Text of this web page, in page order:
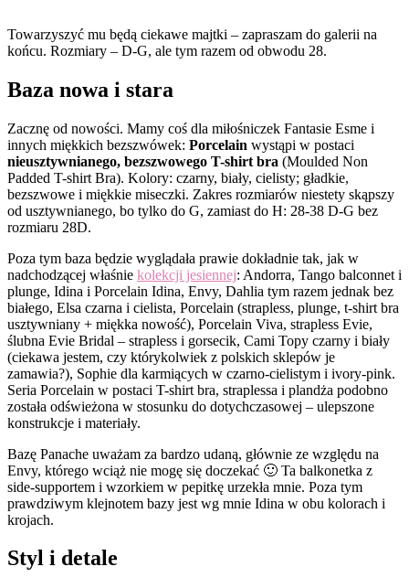
Towarzyszyć mu będą ciekawe majtki – zapraszam do galerii na
końcu. Rozmiary – D-G, ale tym razem od obwodu 28.
Baza nowa i stara
Zacznę od nowości. Mamy coś dla miłośniczek Fantasie Esme i
innych miękkich bezszwówek: Porcelain wystąpi w postaci
nieusztywnianego, bezszwowego T-shirt bra (Moulded Non
Padded T-shirt Bra). Kolory: czarny, biały, cielisty; gładkie,
bezszwowe i miękkie miseczki. Zakres rozmiarów niestety skąpszy
od usztywnianego, bo tylko do G, zamiast do H: 28-38 D-G bez
rozmiaru 28D.
Poza tym baza będzie wyglądała prawie dokładnie tak, jak w
nadchodzącej właśnie kolekcji jesiennej: Andorra, Tango balconnet i
plunge, Idina i Porcelain Idina, Envy, Dahlia tym razem jednak bez
białego, Elsa czarna i cielista, Porcelain (strapless, plunge, t-shirt bra
usztywniany + miękka nowość), Porcelain Viva, strapless Evie,
ślubna Evie Bridal – strapless i gorsecik, Cami Topy czarny i biały
(ciekawa jestem, czy którykolwiek z polskich sklepów je
zamawia?), Sophie dla karmiących w czarno-cielistym i ivory-pink.
Seria Porcelain w postaci T-shirt bra, straplessa i plandża podobno
została odświeżona w stosunku do dotychczasowej – ulepszone
konstrukcje i materiały.
Bazę Panache uważam za bardzo udaną, głównie ze względu na
Envy, którego wciąż nie mogę się doczekać 🙂 Ta balkonetka z
side-supportem i wzorkiem w pepitkę urzekła mnie. Poza tym
prawdziwym klejnotem bazy jest wg mnie Idina w obu kolorach i
krojach.
Styl i detale